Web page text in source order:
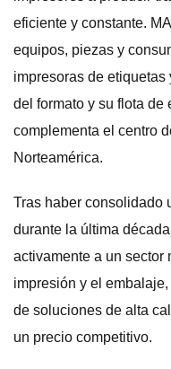
eficiente y constante.
equipos, piezas y
impresoras de
del formato y su flota
complementa el centro
Norteamérica.
Tras haber consolidado
durante la última
activamente a un sector
impresión y el
de soluciones de alta
un precio competitivo.